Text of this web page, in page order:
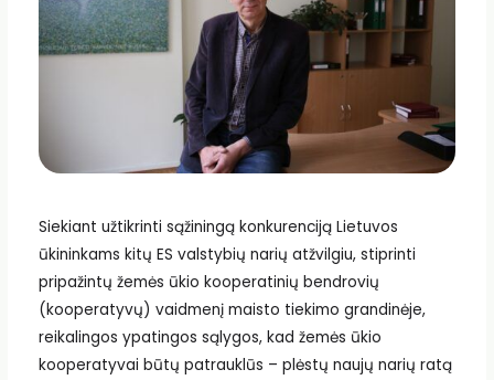
Siekiant užtikrinti sąžiningą konkurenciją Lietuvos
ūkininkams kitų ES valstybių narių atžvilgiu, stiprinti
pripažintų žemės ūkio kooperatinių bendrovių
(kooperatyvų) vaidmenį maisto tiekimo grandinėje,
reikalingos ypatingos sąlygos, kad žemės ūkio
kooperatyvai būtų patrauklūs – plėstų naujų narių ratą